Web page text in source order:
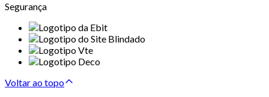
Segurança
Voltar ao topo